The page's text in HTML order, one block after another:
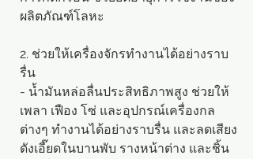
ผลิตภัณฑ์โลหะ
2. ช่วยให้เครื่องจักรทำงานได้อย่างราบ
รื่น
- น้ำมันหล่อลื่นประสิทธิภาพสูง ช่วยให้
เพลา เฟือง โซ่ และอุปกรณ์เครื่องกล
ต่างๆ ทำงานได้อย่างราบรื่น และลดเสียง
ดังเอี๊ยดในบานพับ รางหน้าต่าง และชิ้น